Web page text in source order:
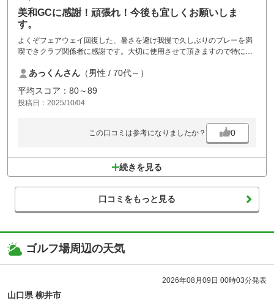
美和GCに感謝！頑張れ！今後も宜しくお願いしま
す。
よくぞフェアウェイ回復した、暑さを避け我慢で久しぶりのプレーを満
喫できクラブ関係者に感謝です。大切に使用させて頂きますので特にコ
あっくんさん （男性 / 70代～）
平均スコア：80～89
投稿日：2025/10/04
この口コミは参考になりましたか？ 0
続きを見る
口コミをもっと見る
ゴルフ場周辺の天気
2026年08月09日 00時03分発表
山口県 柳井市